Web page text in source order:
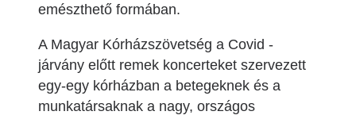
emészthető formában.
A Magyar Kórházszövetség a Covid -
járvány előtt remek koncerteket szervezett
egy-egy kórházban a betegeknek és a
munkatársaknak a nagy, országos